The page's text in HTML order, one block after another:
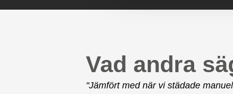
Vad andra
"Jämfört med när vi städade